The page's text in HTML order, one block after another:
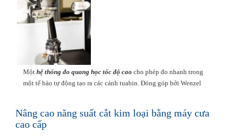
Một hệ thống đo quang học tốc độ cao cho phép đo nhanh trong
một tế bào tự động tạo ra các cánh tuabin. Đóng góp bởi Wenzel
Nâng cao năng suất cắt kim loại bằng máy cưa
cao cấp